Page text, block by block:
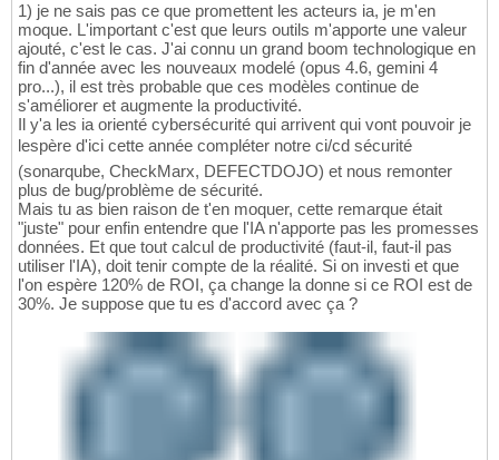
1) je ne sais pas ce que promettent les acteurs ia, je m'en
moque. L'important c'est que leurs outils m'apporte une valeur
ajouté, c'est le cas. J'ai connu un grand boom technologique en
fin d'année avec les nouveaux modelé (opus 4.6, gemini 4
pro...), il est très probable que ces modèles continue de
s'améliorer et augmente la productivité.
Il y'a les ia orienté cybersécurité qui arrivent qui vont pouvoir je
lespère d'ici cette année compléter notre ci/cd sécurité
(sonarqube, CheckMarx, DEFECTDOJO) et nous remonter
plus de bug/problème de sécurité.
Mais tu as bien raison de t'en moquer, cette remarque était
"juste" pour enfin entendre que l'IA n'apporte pas les promesses
données. Et que tout calcul de productivité (faut-il, faut-il pas
utiliser l'IA), doit tenir compte de la réalité. Si on investi et que
l'on espère 120% de ROI, ça change la donne si ce ROI est de
30%. Je suppose que tu es d'accord avec ça ?